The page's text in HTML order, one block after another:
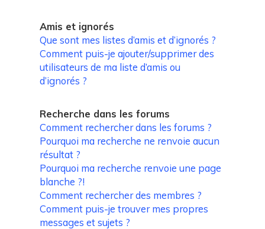
Amis et ignorés
Que sont mes listes d’amis et d’ignorés ?
Comment puis-je ajouter/supprimer des
utilisateurs de ma liste d’amis ou
d’ignorés ?
Recherche dans les forums
Comment rechercher dans les forums ?
Pourquoi ma recherche ne renvoie aucun
résultat ?
Pourquoi ma recherche renvoie une page
blanche ?!
Comment rechercher des membres ?
Comment puis-je trouver mes propres
messages et sujets ?